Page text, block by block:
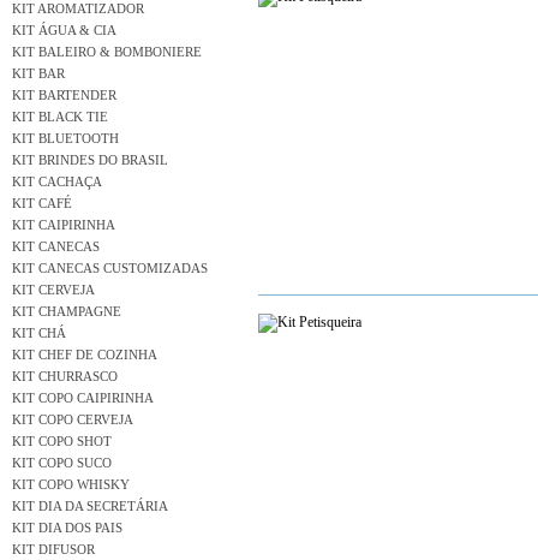
KIT AROMATIZADOR
KIT ÁGUA & CIA
KIT BALEIRO & BOMBONIERE
KIT BAR
KIT BARTENDER
KIT BLACK TIE
KIT BLUETOOTH
KIT BRINDES DO BRASIL
KIT CACHAÇA
KIT CAFÉ
KIT CAIPIRINHA
KIT CANECAS
KIT CANECAS CUSTOMIZADAS
KIT CERVEJA
KIT CHAMPAGNE
KIT CHÁ
KIT CHEF DE COZINHA
KIT CHURRASCO
KIT COPO CAIPIRINHA
KIT COPO CERVEJA
KIT COPO SHOT
KIT COPO SUCO
KIT COPO WHISKY
KIT DIA DA SECRETÁRIA
KIT DIA DOS PAIS
KIT DIFUSOR